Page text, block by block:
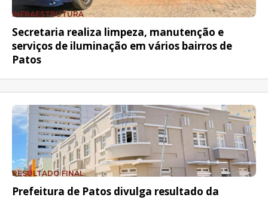
INFRAESTRUTURA
Secretaria realiza limpeza, manutenção e
serviços de iluminação em vários bairros de
Patos
RESULTADO FINAL
Prefeitura de Patos divulga resultado da